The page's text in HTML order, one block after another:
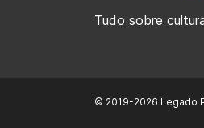
Tudo sobre
© 2019-2026 Legado